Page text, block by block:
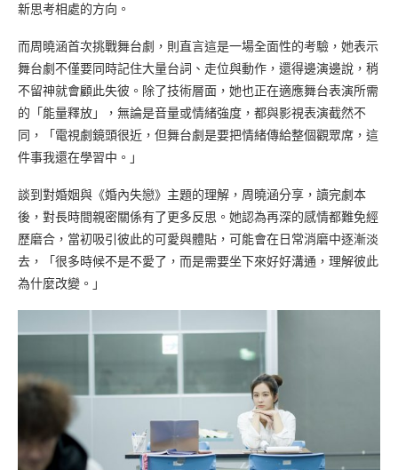
新思考相處的方向。
而周曉涵首次挑戰舞台劇，則直言這是一場全面性的考驗，她表示
舞台劇不僅要同時記住大量台詞、走位與動作，還得邊演邊說，稍
不留神就會顧此失彼。除了技術層面，她也正在適應舞台表演所需
的「能量釋放」，無論是音量或情緒強度，都與影視表演截然不
同，「電視劇鏡頭很近，但舞台劇是要把情緒傳給整個觀眾席，這
件事我還在學習中。」
談到對婚姻與《婚內失戀》主題的理解，周曉涵分享，讀完劇本
後，對長時間親密關係有了更多反思。她認為再深的感情都難免經
歷磨合，當初吸引彼此的可愛與體貼，可能會在日常消磨中逐漸淡
去，「很多時候不是不愛了，而是需要坐下來好好溝通，理解彼此
為什麼改變。」